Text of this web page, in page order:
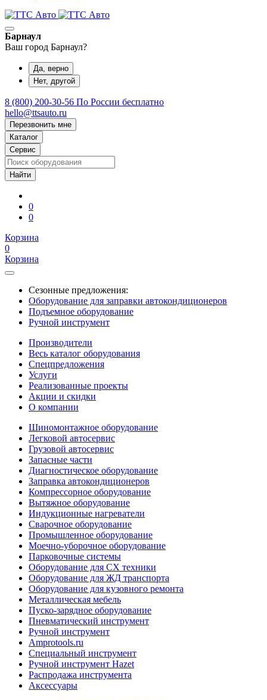
Барнаул
Ваш город Барнаул?
Да, верно
Нет, другой
8 (800) 200-30-56 По России бесплатно
hello@ttsauto.ru
Перезвонить мне
Каталог
Сервис
0
0
Корзина
0
Корзина
Сезонные предложения:
Оборудование для заправки автокондиционеров
Подъемное оборудование
Ручной инструмент
Производители
Весь каталог оборудования
Спецпредложения
Услуги
Реализованные проекты
Акции и скидки
О компании
Шиномонтажное оборудование
Легковой автосервис
Грузовой автосервис
Запасные части
Диагностическое оборудование
Заправка автокондиционеров
Компрессорное оборудование
Вытяжное оборудование
Индукционные нагреватели
Сварочное оборудование
Промышленное оборудование
Моечно-уборочное оборудование
Парковочные системы
Оборудование для СХ техники
Оборудование для ЖД транспорта
Оборудование для кузовного ремонта
Металлическая мебель
Пуско-зарядное оборудование
Пневматический инструмент
Ручной инструмент
Amprotools.ru
Специальный инструмент
Ручной инструмент Hazet
Распродажа инструмента
Аксессуары